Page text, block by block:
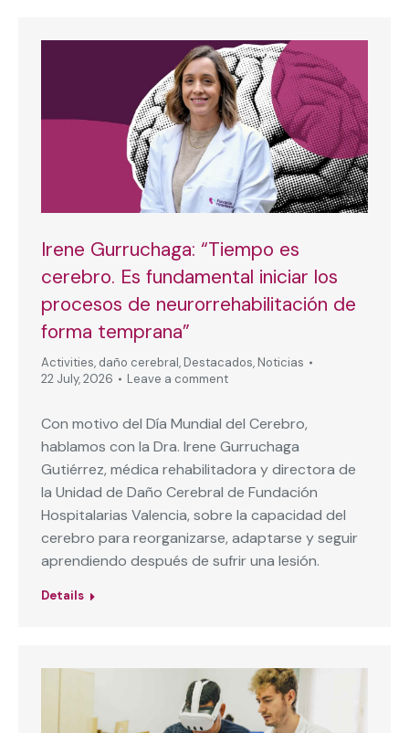
Irene Gurruchaga: “Tiempo es
cerebro. Es fundamental iniciar los
procesos de neurorrehabilitación de
forma temprana”
Activities, daño cerebral, Destacados, Noticias
22 July, 2026
Leave a comment
Con motivo del Día Mundial del Cerebro,
hablamos con la Dra. Irene Gurruchaga
Gutiérrez, médica rehabilitadora y directora de
la Unidad de Daño Cerebral de Fundación
Hospitalarias Valencia, sobre la capacidad del
cerebro para reorganizarse, adaptarse y seguir
aprendiendo después de sufrir una lesión.
Details